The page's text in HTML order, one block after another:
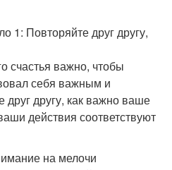
1: Повторяйте друг другу,
счастья важно, чтобы
себя важным и
другу, как важно ваше
действия соответствуют
на мелочи